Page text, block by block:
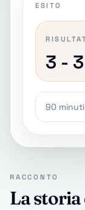
ESITO
3 - 3
90 minuti
RACCONTO
La